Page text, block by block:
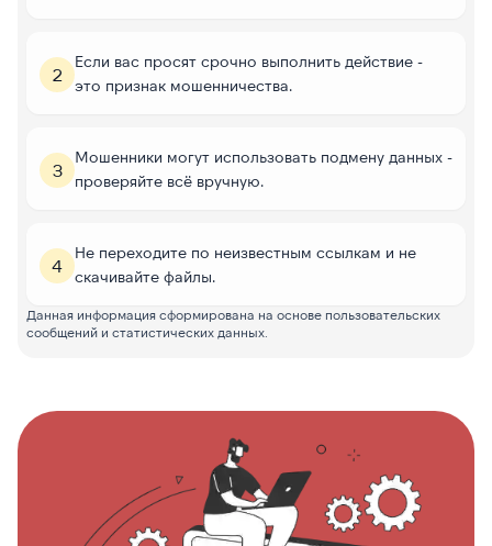
2
Если вас просят срочно выполнить действие -
это признак мошенничества.
3
Мошенники могут использовать подмену данных -
проверяйте всё вручную.
4
Не переходите по неизвестным ссылкам и не
скачивайте файлы.
Данная информация сформирована на основе пользовательских
сообщений и статистических данных.